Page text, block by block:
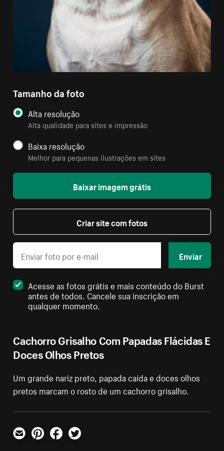
Cachorro Grisalho Com Papadas Flácidas E
Doces Olhos Pretos
Um grande nariz preto, papada caída e doces olhos
pretos marcam o rosto de um cachorro grisalho.
Tamanho da foto
Alta resolução
Alta qualidade para sites e impressão
Baixa resolução
Melhor para pequenas ilustrações em sites
Baixar imagem grátis
Criar site com fotos
Enviar
Acesse as fotos grátis e mais conteúdo do Burst
antes de todos. Cancele sua inscrição em
qualquer momento.
E-mailPinterestFacebookTwitter